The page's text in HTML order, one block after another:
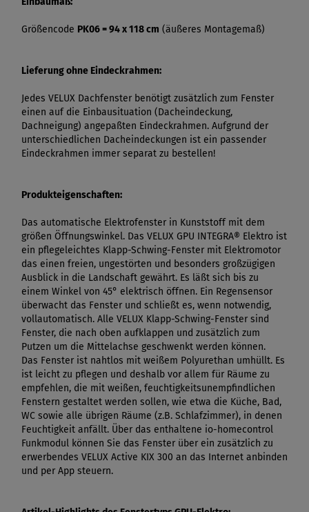
Größencode PK06 = 94 x 118 cm (äußeres Montagemaß)
Lieferung ohne Eindeckrahmen:
Jedes VELUX Dachfenster benötigt zusätzlich zum Fenster
einen auf die Einbausituation (Dacheindeckung,
Dachneigung) angepaßten Eindeckrahmen. Aufgrund der
unterschiedlichen Dacheindeckungen ist ein passender
Eindeckrahmen immer separat zu bestellen!
Produkteigenschaften:
Das automatische Elektrofenster in Kunststoff mit dem
größen Öffnungswinkel. Das VELUX GPU INTEGRA® Elektro ist
ein pflegeleichtes Klapp-Schwing-Fenster mit Elektromotor
das einen freien, ungestörten und besonders großzügigen
Ausblick in die Landschaft gewährt. Es läßt sich bis zu
einem Winkel von 45° elektrisch öffnen. Ein Regensensor
überwacht das Fenster und schließt es, wenn notwendig,
vollautomatisch. Alle VELUX Klapp-Schwing-Fenster sind
Fenster, die nach oben aufklappen und zusätzlich zum
Putzen um die Mittelachse geschwenkt werden können.
Das Fenster ist nahtlos mit weißem Polyurethan umhüllt. Es
ist leicht zu pflegen und deshalb vor allem für Räume zu
empfehlen, die mit weißen, feuchtigkeitsunempfindlichen
Fenstern gestaltet werden sollen, wie etwa die Küche, Bad,
WC sowie alle übrigen Räume (z.B. Schlafzimmer), in denen
Feuchtigkeit anfällt. Über das enthaltene io-homecontrol
Funkmodul können Sie das Fenster über ein zusätzlich zu
erwerbendes VELUX Active KIX 300 an das Internet anbinden
und per App steuern.